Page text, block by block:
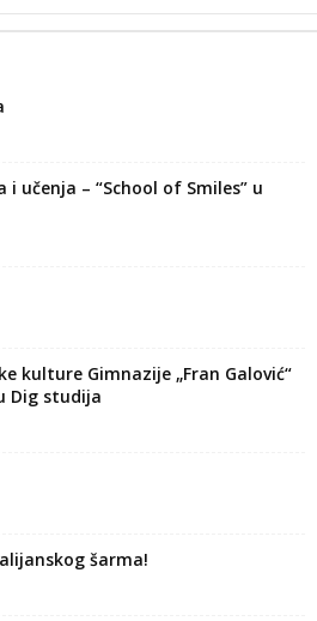
učenja – “School of Smiles” u
kulture Gimnazije „Fran Galović“
Dig studija
šarma!